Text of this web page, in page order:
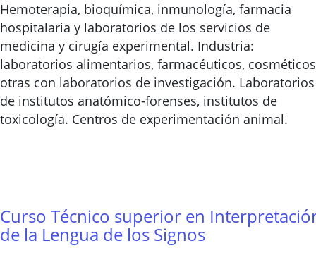
Hemoterapia, bioquímica, inmunología, farmacia
hospitalaria y laboratorios de los servicios de
medicina y cirugía experimental. Industria:
laboratorios alimentarios, farmacéuticos,
otras con laboratorios de investigación. Laboratorios
de institutos anatómico-forenses, institutos de
toxicología. Centros de experimentación animal.
Curso Técnico superior en
de la Lengua de los Signos